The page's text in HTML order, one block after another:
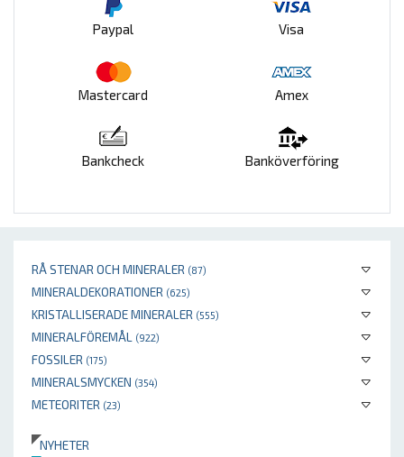
RÅ STENAR OCH MINERALER (87)
MINERALDEKORATIONER (625)
KRISTALLISERADE MINERALER (555)
MINERALFÖREMÅL (922)
FOSSILER (175)
MINERALSMYCKEN (354)
METEORITER (23)
NYHETER
Paypal Visa
Mastercard Amex
Bankcheck Banköverföring